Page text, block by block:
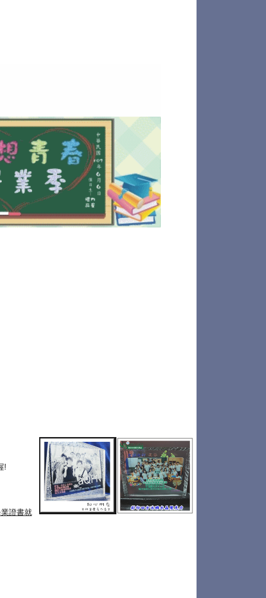
!
證書就